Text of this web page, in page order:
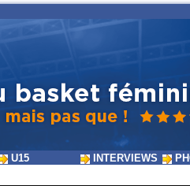
U15 INTERVIEWS